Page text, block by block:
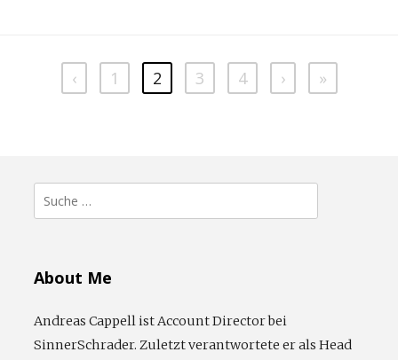
‹ 1 2 3 4 › »
Suche
nach:
About Me
Andreas Cappell ist Account Director bei
SinnerSchrader. Zuletzt verantwortete er als Head